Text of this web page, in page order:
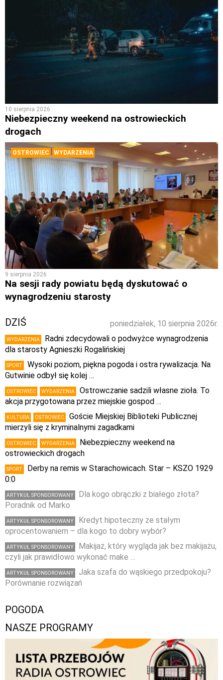
10 sierpnia 2026
Niebezpieczny weekend na ostrowieckich
drogach
OSTROWIEC WYDARZENIA
9 sierpnia 2026
Na sesji rady powiatu będą dyskutować o
wynagrodzeniu starosty
poniedziałek, 10 sierpnia 2026r.
DZIŚ
WYDARZENIA
Radni zdecydowali o podwyżce wynagrodzenia
dla starosty Agnieszki Rogalińskiej
SPORT
Wysoki poziom, piękna pogoda i ostra rywalizacja. Na
Gutwinie odbył się kolej …
OSTROWIEC WYDARZENIA
Ostrowczanie sadzili własne zioła. To
akcja przygotowana przez miejskie gospod …
KULTURA OSTROWIEC
Goście Miejskiej Biblioteki Publicznej
mierzyli się z kryminalnymi zagadkami
OSTROWIEC WYDARZENIA
Niebezpieczny weekend na
ostrowieckich drogach
SPORT
Derby na remis w Starachowicach. Star – KSZO 1929
0:0
ARTYKUŁ SPONSOROWANY
Dla kogo obrączki z białego złota?
Poradnik od Marko
ARTYKUŁ SPONSOROWANY
Kredyt hipoteczny ze stałym
oprocentowaniem – dla kogo to dobry wybór?
ARTYKUŁ SPONSOROWANY
Makijaż, który wygląda jak bez makijażu,
czyli jak prawidłowo wykonać make …
ARTYKUŁ SPONSOROWANY
Jaka szafa do wąskiego przedpokoju?
Porównanie rozwiązań
POGODA
NASZE PROGRAMY